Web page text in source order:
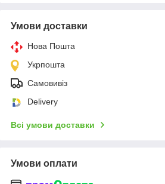
Умови доставки
Нова Пошта
Укрпошта
Самовивіз
Delivery
Всі умови доставки
Умови оплати